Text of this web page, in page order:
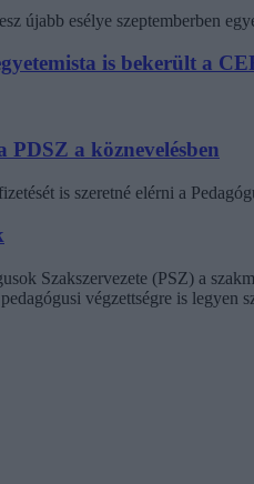
újabb esélye szeptemberben
is bekerült a
a köznevelésben
is szeretné elérni a
Szakszervezete (PSZ) a
végzettségre is legyen